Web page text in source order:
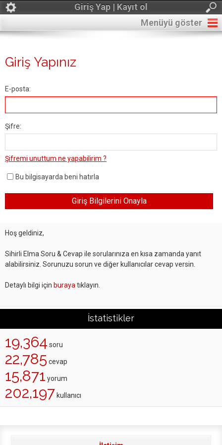
Giriş Yap | Kayıt ol
Menüyü göster
Giriş Yapınız
E-posta:
Şifre:
Şifremi unuttum ne yapabilirim ?
Bu bilgisayarda beni hatırla
Hoş geldiniz,
Sihirli Elma Soru & Cevap ile sorularınıza en kısa zamanda yanıt
alabilirsiniz. Sorunuzu sorun ve diğer kullanıcılar cevap versin.
Detaylı bilgi için buraya tıklayın.
İstatistikler
19,364 soru
22,785 cevap
15,871 yorum
202,197 kullanıcı